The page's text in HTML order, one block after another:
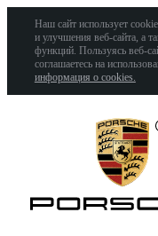
Наш сайт использует
и улучшения веб-сайта, а
функций. Пользуясь веб-
соглашаетесь на
информация о cookies.